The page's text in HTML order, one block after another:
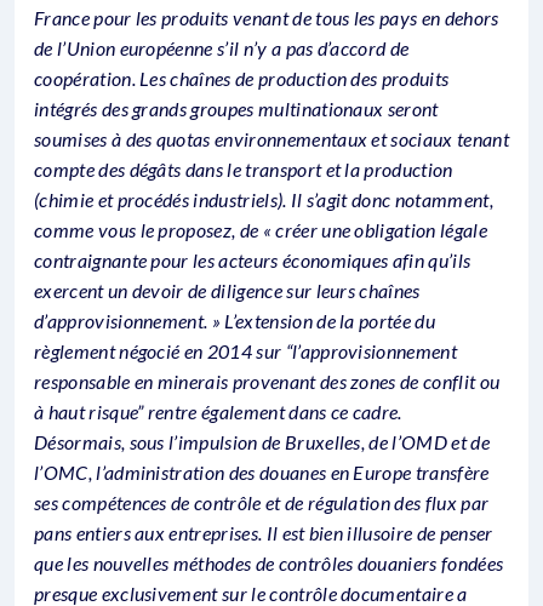
France pour les produits venant de tous les pays en dehors
de l’Union européenne s’il n’y a pas d’accord de
coopération. Les chaînes de production des produits
intégrés des grands groupes multinationaux seront
soumises à des quotas environnementaux et sociaux tenant
compte des dégâts dans le transport et la production
(chimie et procédés industriels). Il s’agit donc notamment,
comme vous le proposez, de « créer une obligation légale
contraignante pour les acteurs économiques afin qu’ils
exercent un devoir de diligence sur leurs chaînes
d’approvisionnement. » L’extension de la portée du
règlement négocié en 2014 sur “l’approvisionnement
responsable en minerais provenant des zones de conflit ou
à haut risque” rentre également dans ce cadre.
Désormais, sous l’impulsion de Bruxelles, de l’OMD et de
l’OMC, l’administration des douanes en Europe transfère
ses compétences de contrôle et de régulation des flux par
pans entiers aux entreprises. Il est bien illusoire de penser
que les nouvelles méthodes de contrôles douaniers fondées
presque exclusivement sur le contrôle documentaire a